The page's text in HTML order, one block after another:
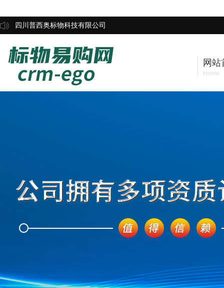
四川普西奥标物科技有限公司
网站
Home